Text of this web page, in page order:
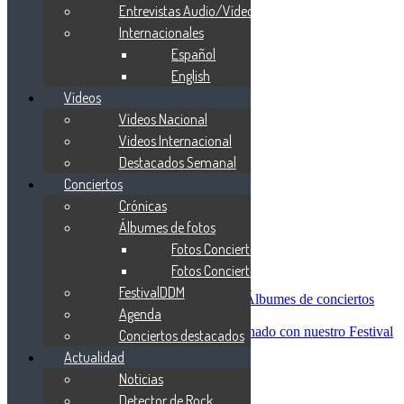
Blind Guardian
Metallica
Redemption
Saratoga
Vanden Plas
Entrevistas
Nacionales
Entrevistas Audio/Vídeo
Internacionales
Español
English
Vídeos
Vídeos Nacional
Videos Internacional
Destacados Semanal
Crónicas
Álbumes de fotos
Fotos Conciertos 2026
Álbumes de conciertos
Fotos Conciertos 2027
FestivalDDMTodas lo relacionado con nuestro Festival
Dioses del Metal
Agenda
Conciertos destacados
Actualidad
Entrevistas Audio/Vídeo
Internacionales
Español
English
Vídeos
Vídeos Nacional
Videos Internacional
Destacados Semanal
Conciertos
Crónicas
Álbumes de fotos
Fotos Conciertos 2026
Fotos Conciertos 2027
FestivalDDM
Agenda
Conciertos destacados
Actualidad
Noticias
Detector de Rock